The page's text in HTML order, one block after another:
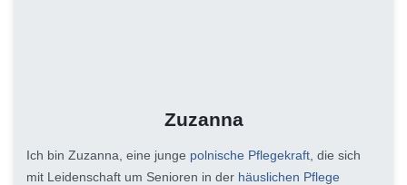
Zuzanna
Ich bin Zuzanna, eine junge polnische Pflegekraft , die sich
mit Leidenschaft um Senioren in der häuslichen Pflege